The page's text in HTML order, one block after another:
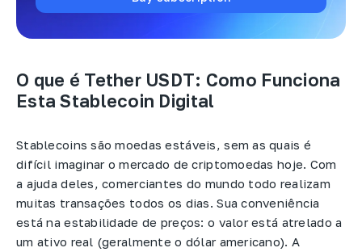
O que é Tether USDT: Como Funciona
Esta Stablecoin Digital
Stablecoins são moedas estáveis, sem as quais é
difícil imaginar o mercado de criptomoedas hoje. Com
a ajuda deles, comerciantes do mundo todo realizam
muitas transações todos os dias. Sua conveniência
está na estabilidade de preços: o valor está atrelado a
um ativo real (geralmente o dólar americano). A